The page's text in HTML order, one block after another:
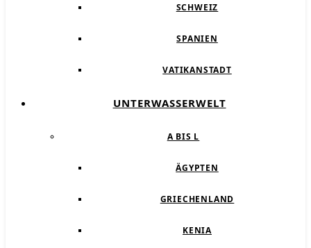
SCHWEIZ
SPANIEN
VATIKANSTADT
UNTERWASSERWELT
A BIS L
ÄGYPTEN
GRIECHENLAND
KENIA